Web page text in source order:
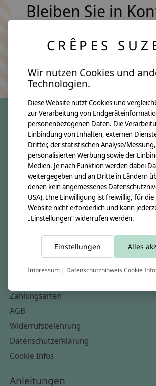
Bleiben Sie in
Keine Sorge, wir übertreiben es nicht
crêpes suzette
Über uns
Unsere Creppies
Nähkästchen
Unsere Stoffe
Impressum
Informationen
Kontakt
Zahlungsarten
AGB
Widerrufsbelehrung
Datenschutzerklärung
Cookie Infos
Anleitungen
CRÊPES
Wir nutzen Cookies und
Technologien.
Diese Website nutzt Cookies und
zur Verarbeitung von
personenbezogenen Daten. Die
Einbindung von Inhalten, externen
Dritter, der statistischen Analyse/
personalisierten Werbung sowie der
Medien. Je nach Funktion werden dabei
weitergegeben und an Dritte in Ländern
denen kein angemessenes
USA). Ihre Einwilligung ist freiwillig, für
Website nicht erforderlich und kann
„Einstellungen“ widerrufen werden.
Einstellungen Alles
Impressum | DatenschutzhinweisCookie